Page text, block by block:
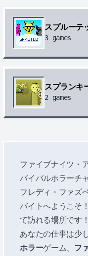
スプルーテ
3 games
スプランキ
2 games
ファイブナイツ・
バイバルホラーチ
フレディ・ファズ
バイトへようこそ
て訪れる場所です
あなたの仕事は少
ホラーゲーム、 フ